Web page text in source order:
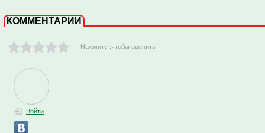
КОММЕНТАРИИ
- Нажмите ,чтобы оценить
Войти